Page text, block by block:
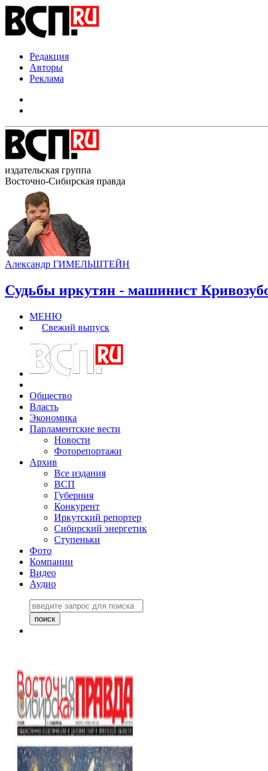
Редакция
Авторы
Реклама
издательская группа
Восточно-Сибирская правда
Александр ГИМЕЛЬШТЕЙН
Судьбы иркутян - машинист
МЕНЮ
Свежий выпуск
Общество
Власть
Экономика
Парламентские вести
Новости
Фоторепортажи
Архив
Все издания
ВСП
Губерния
Конкурент
Иркутский репортер
Сибирский энергетик
Ступеньки
Фото
Компании
Видео
Аудио